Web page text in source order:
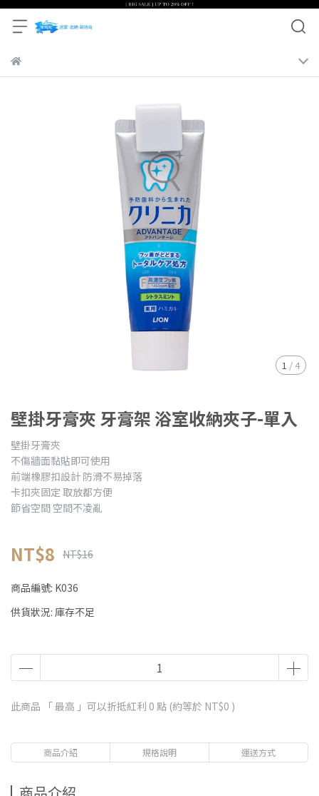
1 / 4
壁掛牙膏夾 牙膏架 浴室收納夾子-單入
壁掛牙膏夾
不傷牆面黏貼即可使用
前端橡膠扣設計 防滑不易掉落
卡扣夾固定 取放都方便
節省空間 空間不凌亂
NT$8 NT$16
商品編號: K036
供貨狀況: 庫存不足
此商品 「 最高 」可以折抵紅利 0 點 (約等於 NT$0 )
商品介紹 規格說明 運送方式